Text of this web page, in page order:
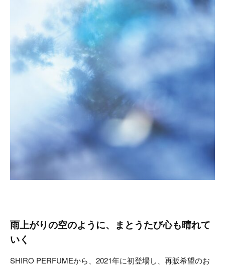
雨上がりの空のように、まとうたび心も晴れて
いく
SHIRO PERFUMEから、2021年に初登場し、再販希望のお